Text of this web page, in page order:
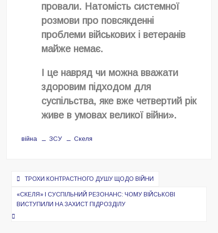
провали. Натомість системної
розмови про повсякденні
проблеми військових і ветеранів
майже немає.
І це навряд чи можна вважати
здоровим підходом для
суспільства, яке вже четвертий рік
живе в умовах великої війни».
війна ЗСУ Скеля
Навигация
по
записям
ТРОХИ КОНТРАСТНОГО ДУШУ ЩОДО ВІЙНИ
«СКЕЛЯ» І СУСПІЛЬНИЙ РЕЗОНАНС: ЧОМУ ВІЙСЬКОВІ
ВИСТУПИЛИ НА ЗАХИСТ ПІДРОЗДІЛУ